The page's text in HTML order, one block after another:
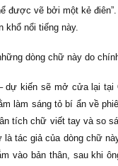
được vẽ bởi một kẻ
khổ nổi tiếng này.
dòng chữ này do
dự kiến sẽ mở cửa lại tại
làm sáng tỏ bí ẩn về
tích chữ viết tay và so
tác giả của dòng chữ
vào bản thân, sau khi